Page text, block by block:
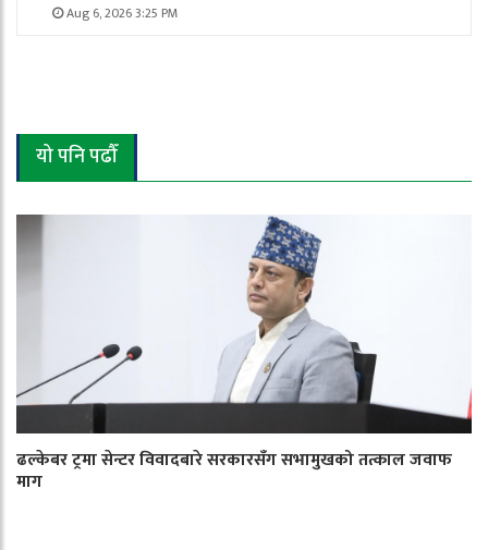
Aug 6, 2026 3:25 PM
यो पनि पढौँ
ढल्केबर ट्रमा सेन्टर विवादबारे सरकारसँग सभामुखको तत्काल जवाफ
माग